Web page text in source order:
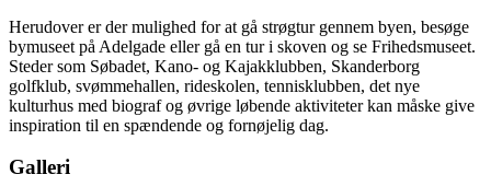
Herudover er der mulighed for at gå strøgtur gennem byen, besøge
bymuseet på Adelgade eller gå en tur i skoven og se Frihedsmuseet.
Steder som Søbadet, Kano- og Kajakklubben, Skanderborg
golfklub, svømmehallen, rideskolen, tennisklubben, det nye
kulturhus med biograf og øvrige løbende aktiviteter kan måske give
inspiration til en spændende og fornøjelig dag.
Galleri